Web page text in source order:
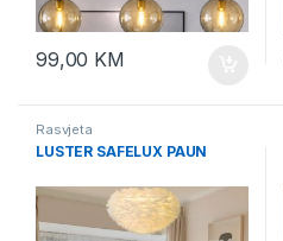
99,00 KM
Rasvjeta
LUSTER SAFELUX PAUN